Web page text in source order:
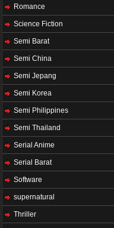
Romance
Science Fiction
Semi Barat
Semi China
Semi Jepang
Semi Korea
Semi Philippines
Semi Thailand
Serial Anime
Serial Barat
Software
supernatural
Thriller